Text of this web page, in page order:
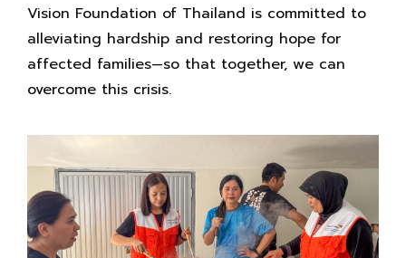
Vision Foundation of Thailand is committed to
alleviating hardship and restoring hope for
affected families—so that together, we can
overcome this crisis.